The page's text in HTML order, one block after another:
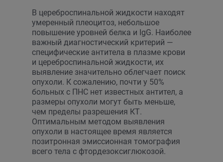
В цереброспинальной жидкости находят
умеренный плеоцитоз, небольшое
повышение уровней белка и IgG. Наиболее
важный диагностический критерий —
специфические антитела в плазме крови
и цереброспинальной жидкости, их
выявление значительно облегчает поиск
опухоли. К сожалению, почти у 50%
больных с ПНС нет известных антител, а
размеры опухоли могут быть меньше,
чем пределы разрешения КТ.
Оптимальным методом выявления
опухоли в настоящее время является
позитронная эмиссионная томография
всего тела с фтордезоксиглюкозой.